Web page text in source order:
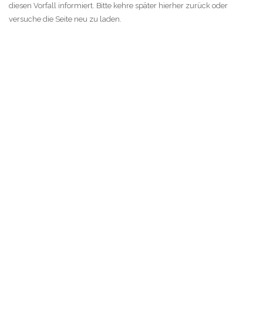
diesen Vorfall informiert. Bitte kehre später hierher zurück oder
versuche die Seite neu zu laden.